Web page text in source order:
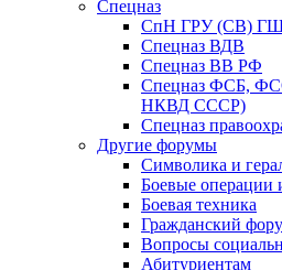
Спецназ
СпН ГРУ (СВ) ГШ
Спецназ ВДВ
Спецназ ВВ РФ
Спецназ ФСБ,
НКВД СССР)
Спецназ
Другие форумы
Символика и
Боевые операции
Боевая техника
Гражданский
Вопросы
Абитуриентам